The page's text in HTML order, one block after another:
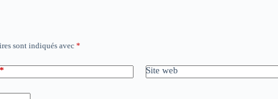
sont indiqués avec *
* Site web